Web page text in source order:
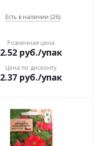
Есть в наличии (26)
Розничная цена
2.52руб./упак
Цена по дисконту
2.37руб./упак